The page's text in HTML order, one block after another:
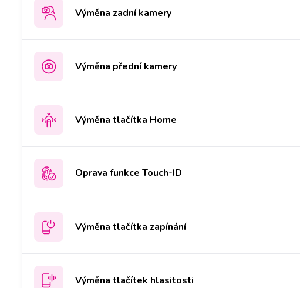
Výměna zadní kamery
Výměna přední kamery
Výměna tlačítka Home
Oprava funkce Touch-ID
Výměna tlačítka zapínání
Výměna tlačítek hlasitosti